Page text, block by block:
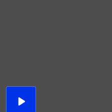
播